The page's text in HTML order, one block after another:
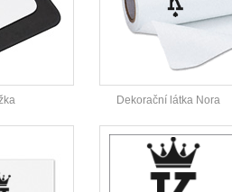
Dekorační látka Nora